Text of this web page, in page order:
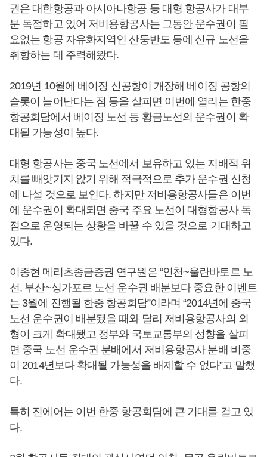
권은 대한항공과 아시아나항공 등 대형 항공사가 대부
분 독점하고 있어 저비용항공사는 그동안 운수권이 필
요없는 항공 자유화지역인 산둥반도 등에 신규 노선을
취항하는 데 주력해왔다.
2019년 10월에 베이징 신공항이 개장해 베이징 공항의
슬롯이 늘어난다는 점 등을 살피면 이번에 열리는 한중
항공회담에서 베이징 노선 등 황금노선의 운수권이 확
대될 가능성이 높다.
대형 항공사는 중국 노선에서 보유하고 있는 지배적 위
치를 빼앗기지 않기 위해 적극적으로 추가 운수권 신청
에 나설 것으로 보인다. 하지만 저비용항공사들은 이번
에 운수권이 확대되면 중국 주요 노선이 대형항공사 독
점으로 운영되는 상황을 바꿀 수 있을 것으로 기대하고
있다.
이종현 메리츠종금증권 연구원은 “인천~울란바토르 노
선, 부산~싱가포르 노선 운수권 배분보다 중요한 이벤트
는 3월에 진행될 한중 항공회담”이라며 “2014년에 중국
노선 운수권이 배분됐을 때와 달리 저비용항공사의 외
형이 크게 확대됐고 정부와 국토교통부의 성향을 살피
면 중국 노선 운수권 분배에서 저비용항공사 분배 비중
이 2014년보다 확대될 가능성을 배제할 수 없다”고 말했
다.
특히 진에어는 이번 한중 항공회담에 큰 기대를 걸고 있
다.